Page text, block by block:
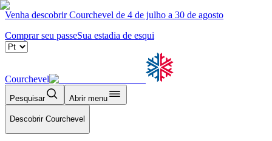
Venha descobrir Courchevel de 4 de julho a 30 de agosto
Comprar seu passeSua estadia de esqui
Courchevel
Pesquisar Abrir menu
Descobrir Courchevel